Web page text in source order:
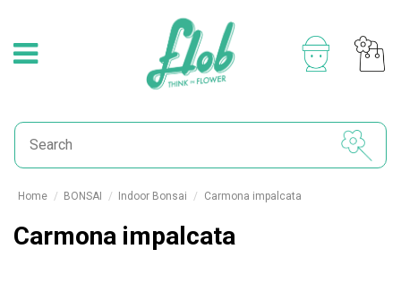
Home BONSAI Indoor Bonsai Carmona impalcata
Carmona impalcata